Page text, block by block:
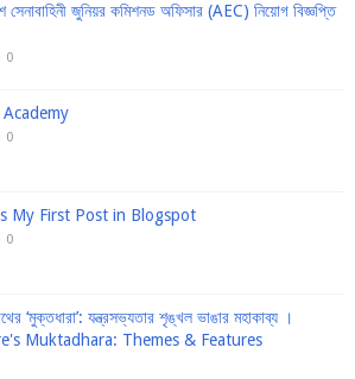
সেনাবাহিনী জুনিয়র কমিশনড অফিসার (AEC) নিয়োগ বিজ্ঞপ্তি
0
0
My First Post in Blogspot
0
‘মুক্তধারা’: যন্ত্রসভ্যতার শৃঙ্খল ভাঙার মহাকাব্য ।
Muktadhara: Themes & Features